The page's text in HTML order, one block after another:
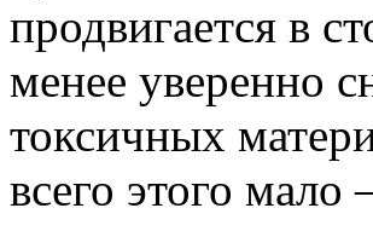
продвигается в
менее уверенно
токсичных
всего этого